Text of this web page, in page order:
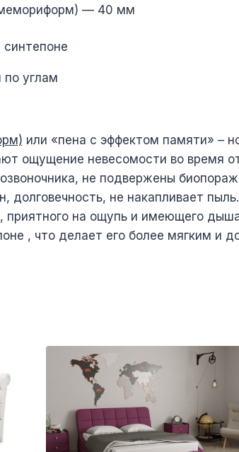
— 40 мм
по углам
или «пена с эффектом памяти» –
ощущение невесомости во время
не подвержены
долговечность, не накапливает пыль.
приятного на ощупь и имеющего
, что делает его более мягким и